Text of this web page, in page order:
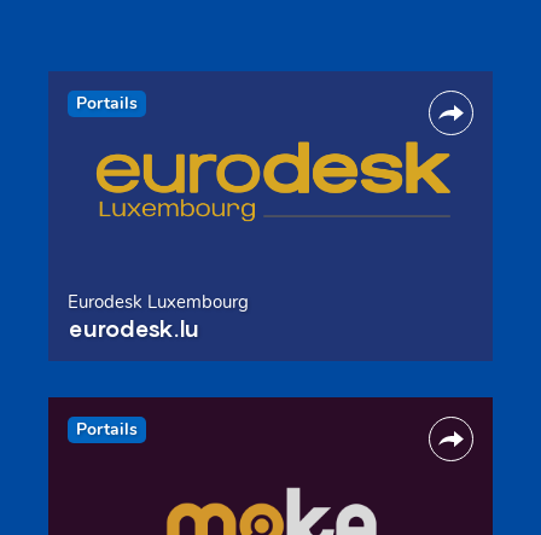
Portails
Eurodesk Luxembourg
eurodesk.lu
Portails